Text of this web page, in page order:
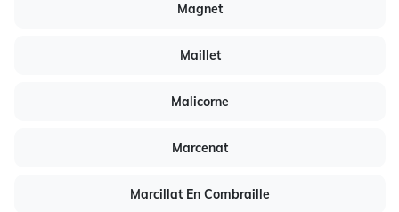
Magnet
Maillet
Malicorne
Marcenat
Marcillat En Combraille